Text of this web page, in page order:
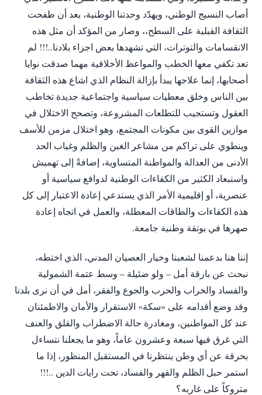
أصاب النسيج الوطني، ويهدّد وحدتنا الوطنية، بعد أن طفحت
الثقافة القبلية على السطح،، وصار من المؤكد أن مثل هذه
الانقسامات والتوترات، التي تشهدها بعض اجزاء بلادنا..!!! لم
تعد تكفي معها الخطب والمواعظ الأخلاقية مهما صدقت نوايا
أصحابها، إنما علاجها يبدأ بإزالة النظام الذي اشاع هذه الثقافة
بين الناس وخلق معطيات سياسية واجتماعية جديدة تخاطب
العقول وتستجيب للتطلعات المشروعة، وتصحح الاختلال في
موازين القوى بين مكونات المجتمع، وهو اختلال مزمن للأسف
وينطوي على تراكم من مشاعر الغبن والظلم وغياب الحد
الأدنى من العدالة والمواطنة المتساوية، إضافةً إلى تهميش
واستبعاد الكثير من الكفاءات الوطنية لدوافع سياسية أو
عنصرية، أو إقليمية الأمر الذي يستدعي إعادة الاعتبار إلى كل
هذه الكفاءات والطاقات المعطلة، والعمل في اتجاه إعادة
صهرها في بوتقة وطنية جامعة.
إننا هنا بدعمنا لشعبنا وخيار العصيان المدني، الذي اختطه،
نبحث عن بارقة أمل – ولو ضئيلة – وسط عتمة الشمولية
والفساد والخراب والحرب والجوع والفقر، أمل في أن نرى بلدنا
وقد وضع أقدامه على «سكة» الاستقرار والأمان والاطمئنان
عند كل المواطنين، ومغادرة حالة الاضطراب والقلق والعنف
التي غرق فيها سبعة وعشرون عاماً، وهو ما يجعلنا نتساءل
بحرقة عن أي وطن ينتظرنا في المستقبل المنظور، إذا ما
استمر حبل الظلم والقهر والفساد، تحت رايات الدين ..!!!
متروكاً على غاربه؟